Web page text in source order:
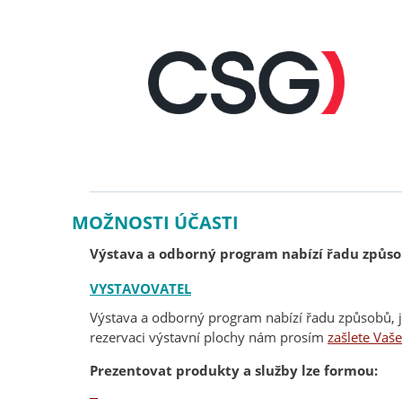
MOŽNOSTI ÚČASTI
Výstava a odborný program nabízí řadu
VYSTAVOVATEL
Výstava a odborný program nabízí řadu
rezervaci výstavní plochy nám prosím zašlete
Prezentovat produkty a služby lze formou: